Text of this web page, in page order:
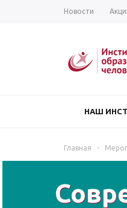
Новости
НАШ
Главная -